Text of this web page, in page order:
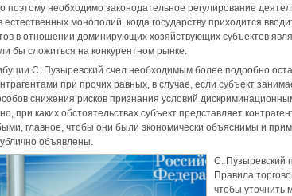
поэтому необходимо законодательное регулирование
естественных монополий, когда государству приходится
в отношении доминирующих хозяйствующих субъектов
бы сложиться на конкурентном рынке.
С. Пузыревский счел необходимым более подробно
при прочих равных, в случае, если субъект
снижения рисков признания условий
при каких обстоятельствах субъект представляет
главное, чтобы они были экономически объяснимы и
объявлены.
С. Пузыревский
Правила
чтобы уточнить